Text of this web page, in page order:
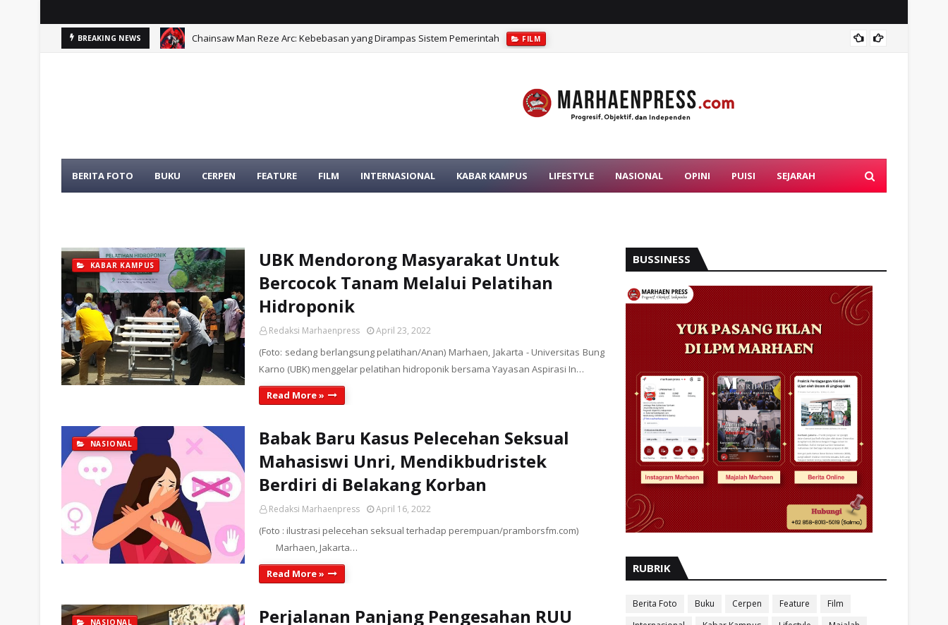
BREAKING NEWS
Chainsaw Man Reze Arc: Kebebasan yang Dirampas Sistem Pemerintah FILM
Problematika Pelibatan Aparat dalam Pengawasan Pajak OPINI
BERITA FOTO BUKU CERPEN FEATURE FILM INTERNASIONAL KABAR KAMPUS LIFESTYLE NASIONAL OPINI PUISI SEJARAH
KABAR KAMPUS
UBK Mendorong Masyarakat Untuk
Bercocok Tanam Melalui Pelatihan
Hidroponik
Redaksi Marhaenpress April 23, 2022
(Foto: sedang berlangsung pelatihan/Anan) Marhaen, Jakarta - Universitas Bung
Karno (UBK) menggelar pelatihan hidroponik bersama Yayasan Aspirasi In…
Read More »
NASIONAL
Babak Baru Kasus Pelecehan Seksual
Mahasiswi Unri, Mendikbudristek
Berdiri di Belakang Korban
Redaksi Marhaenpress April 16, 2022
(Foto : ilustrasi pelecehan seksual terhadap perempuan/pramborsfm.com)
Marhaen, Jakarta…
Read More »
NASIONAL
Perjalanan Panjang Pengesahan RUU
BUSSINESS
RUBRIK
Berita Foto Buku Cerpen Feature
Film